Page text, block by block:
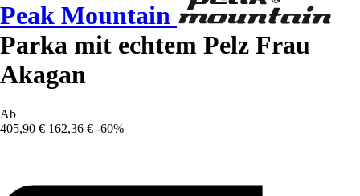
Peak Mountain
Parka mit echtem Pelz Frau
Akagan
Ab
405,90 € 162,36 € -60%